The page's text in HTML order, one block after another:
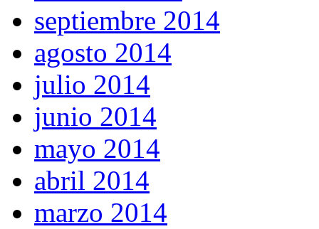
septiembre 2014
agosto 2014
julio 2014
junio 2014
mayo 2014
abril 2014
marzo 2014